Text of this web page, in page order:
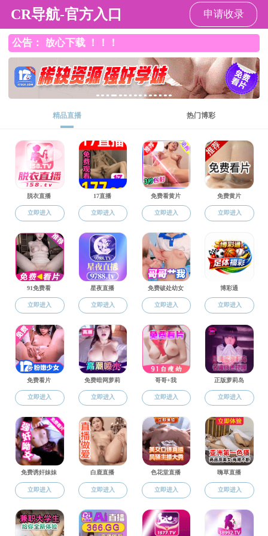
裸聊app
裸聊app概况
李丹
2023-09-08 207
上一篇：周磊
下一篇：乌优罕